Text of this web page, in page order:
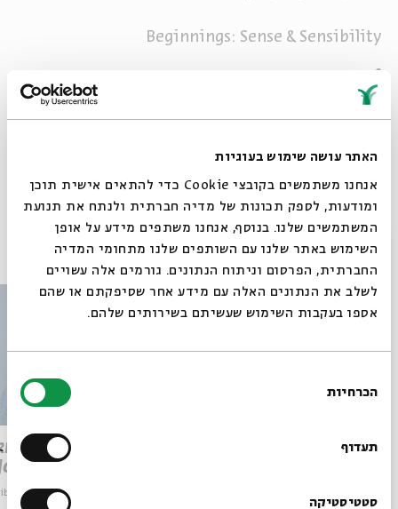
האתר עושה שימוש בעוגיות
אנחנו משתמשים בקובצי Cookie כדי להתאים אישית תוכן
ומודעות, לספק תכונות של מדיה חברתית ולנתח את תנועת
המשתמשים שלנו. בנוסף, אנחנו משתפים מידע על אופן
השימוש באתר שלנו עם השותפים שלנו מתחומי המדיה
החברתית, הפרסום וניתוח הנתונים. גורמים אלה עשויים
לשלב את הנתונים האלה עם מידע אחר שסיפקתם או שהם
אספו בעקבות השימוש שעשיתם בשירותים שלהם.
הסכמה
הכרחיות
תעדוף
סטטיסטיקה
Beginnings: Sense & Sensibility
Aviva Zornberg
GENESIS
פרקים נוספים בסדרה
The Loss of Women
מתוך:
סגור